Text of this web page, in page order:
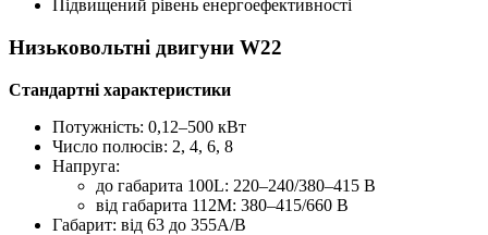
Підвищений рівень енергоефективності
Низьковольтні двигуни W22
Стандартні характеристики
Потужність: 0,12–500 кВт
Число полюсів: 2, 4, 6, 8
Напруга:
до габарита 100L: 220–240/380–415 В
від габарита 112М: 380–415/660 В
Габарит: від 63 до 355A/B